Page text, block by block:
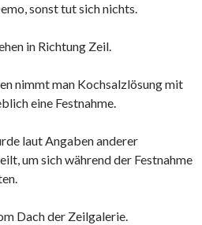
sonst tut sich nichts.
in Richtung Zeil.
nimmt man Kochsalzlösung mit
eine Festnahme.
laut Angaben anderer
um sich während der Festnahme
Dach der Zeilgalerie.